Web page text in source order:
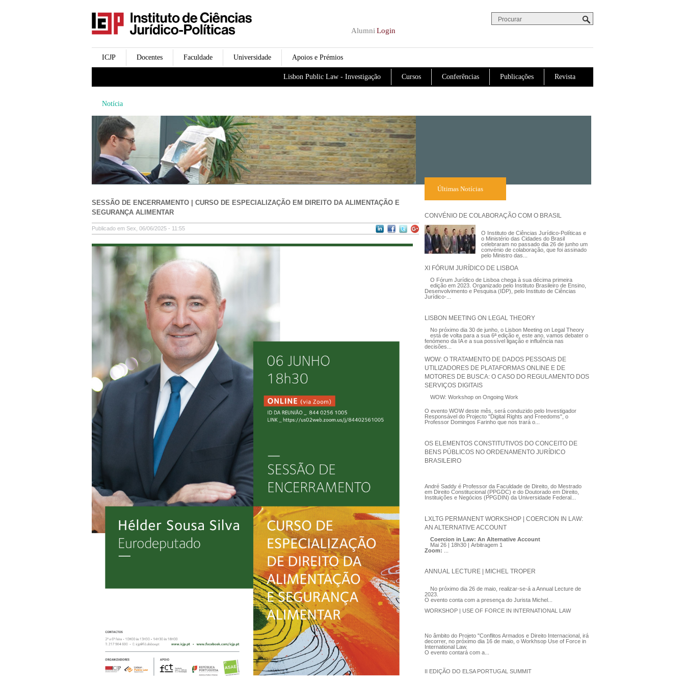
icjp
Alumni Login
Formulário de procura
menu-institucional Apoios e Prémios
Universidade
Faculdade
Docentes
ICJP
Revista
Publicações
Conferências
Cursos
Lisbon Public Law - Investigação
Notícia
SESSÃO DE ENCERRAMENTO | CURSO DE ESPECIALIZAÇÃO EM DIREITO DA ALIMENTAÇÃO E
SEGURANÇA ALIMENTAR
Publicado em Sex, 06/06/2025 - 11:55
Últimas Notícias
CONVÉNIO DE COLABORAÇÃO COM O BRASIL
O Instituto de Ciências Jurídico-Políticas e
o Ministério das Cidades do Brasil
celebraram no passado dia 26 de junho um
convénio de colaboração, que foi assinado
pelo Ministro das...
XI FÓRUM JURÍDICO DE LISBOA
O Fórum Jurídico de Lisboa chega à sua décima primeira
edição em 2023. Organizado pelo Instituto Brasileiro de Ensino,
Desenvolvimento e Pesquisa (IDP), pelo Instituto de Ciências
Jurídico-...
LISBON MEETING ON LEGAL THEORY
No próximo dia 30 de junho, o Lisbon Meeting on Legal Theory
está de volta para a sua 6ª edição e, este ano, vamos debater o
fenómeno da IA e a sua possível ligação e influência nas
decisões...
WOW: O TRATAMENTO DE DADOS PESSOAIS DE
UTILIZADORES DE PLATAFORMAS ONLINE E DE
MOTORES DE BUSCA: O CASO DO REGULAMENTO DOS
SERVIÇOS DIGITAIS
WOW: Workshop on Ongoing Work
O evento WOW deste mês, será conduzido pelo Investigador
Responsável do Projecto "Digital Rights and Freedoms", o
Professor Domingos Farinho que nos trará o...
OS ELEMENTOS CONSTITUTIVOS DO CONCEITO DE
BENS PÚBLICOS NO ORDENAMENTO JURÍDICO
BRASILEIRO
André Saddy é Professor da Faculdade de Direito, do Mestrado
em Direito Constitucional (PPGDC) e do Doutorado em Direito,
Instituições e Negócios (PPGDIN) da Universidade Federal...
LXLTG PERMANENT WORKSHOP | COERCION IN LAW:
AN ALTERNATIVE ACCOUNT
Coercion in Law: An Alternative Account
Mai 26 | 18h30 | Arbitragem 1
Zoom:
ANNUAL LECTURE | MICHEL TROPER
No próximo dia 26 de maio, realizar-se-á a Annual Lecture de
2023.
O evento conta com a presença do Jurista Michel...
WORKSHOP | USE OF FORCE IN INTERNATIONAL LAW
No âmbito do Projeto "Conflitos Armados e Direito Internacional, irá
decorrer, no próximo dia 16 de maio, o Workhsop Use of Force in
International Law.
O evento contará com a...
II EDIÇÃO DO ELSA PORTUGAL SUMMIT